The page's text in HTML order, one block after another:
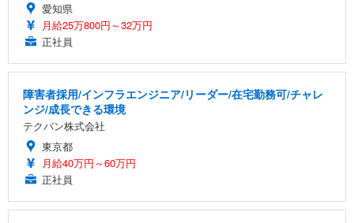
愛知県
月給25万800円～32万円
正社員
障害者採用/インフラエンジニア/リーダー/在宅勤務可/チャレ
ンジ/成長できる環境
テクバン株式会社
東京都
月給40万円～60万円
正社員